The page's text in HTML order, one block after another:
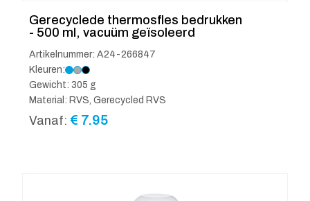
Gerecyclede thermosfles bedrukken
- 500 ml, vacuüm geïsoleerd
Artikelnummer: A24-266847
Kleuren:
Gewicht: 305 g
Material: RVS, Gerecycled RVS
Vanaf: € 7.95